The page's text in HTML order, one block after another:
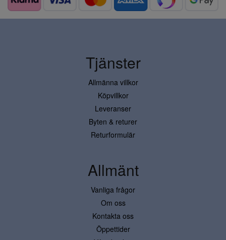
Tjänster
Allmänna villkor
Köpvillkor
Leveranser
Byten & returer
Returformulär
Allmänt
Vanliga frågor
Om oss
Kontakta oss
Öppettider